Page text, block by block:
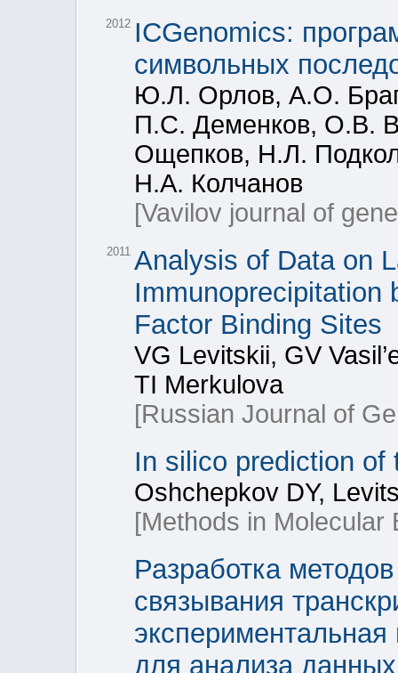
2012 ICGenomics:
символьных
Ю.Л. Орлов, А.О.
П.С. Деменков, О.В.
Ощепков, Н.Л.
Н.А. Колчанов
[Vavilov journal of
2011 Analysis of Data on
Immunoprecipitation
Factor Binding Sites
VG Levitskii, GV
TI Merkulova
[Russian Journal of
In silico prediction of
Oshchepkov DY,
[Methods in Molecular
Разработка
связывания
для анализа